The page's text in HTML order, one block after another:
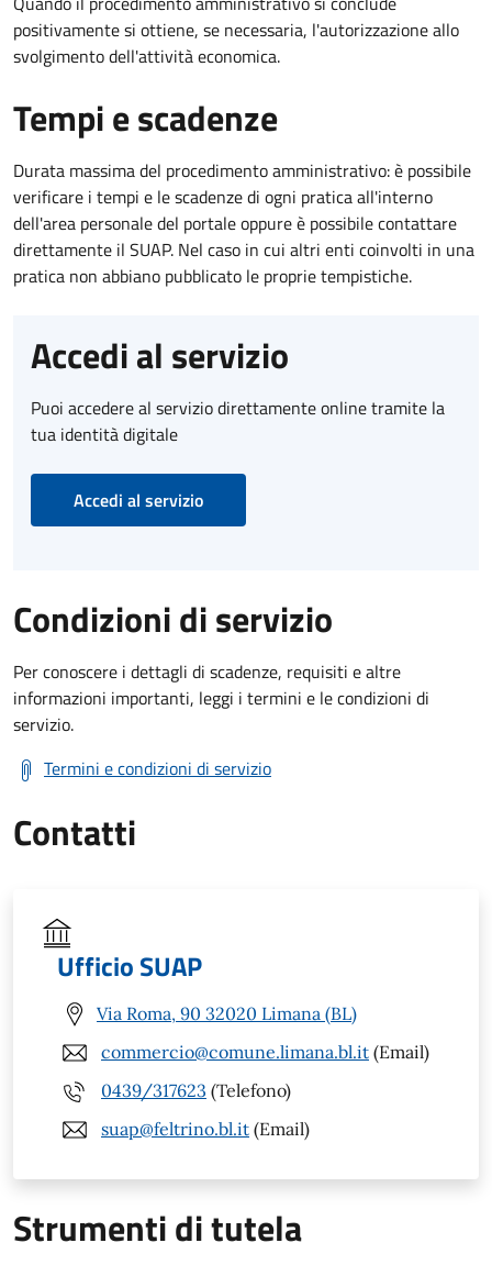
positivamente si ottiene, se necessaria, l'autorizzazione allo
svolgimento dell'attività economica.
Tempi e scadenze
Durata massima del procedimento amministrativo: è possibile
verificare i tempi e le scadenze di ogni pratica all'interno
dell'area personale del portale oppure è possibile contattare
direttamente il SUAP. Nel caso in cui altri enti coinvolti in una
pratica non abbiano pubblicato le proprie tempistiche.
Accedi al servizio
Puoi accedere al servizio direttamente online tramite la
tua identità digitale
Accedi al servizio
Condizioni di servizio
Per conoscere i dettagli di scadenze, requisiti e altre
informazioni importanti, leggi i termini e le condizioni di
servizio.
Termini e condizioni di servizio
Contatti
Ufficio SUAP
Via Roma, 90 32020 Limana (BL)
commercio@comune.limana.bl.it (Email)
0439/317623 (Telefono)
suap@feltrino.bl.it (Email)
Strumenti di tutela